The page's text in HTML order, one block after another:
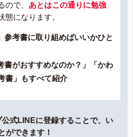
ので、 あとはこの通りに勉強
態になります。
参考書に取り組めばいいかひと
書がおすすめなのか？」「かわ
書」もすべて紹介
式LINEに登録することで、い
ができます！